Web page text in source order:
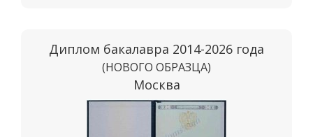
Диплом бакалавра 2014-2026 года
(НОВОГО ОБРАЗЦА)
Москва